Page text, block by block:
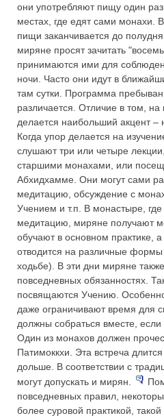
они употребляют пищу один
местах, где едят сами монахи.
пищи заканчивается до
миряне просят зачитать
принимаются ими для
ночи. Часто они идут в
там сутки. Программа
различается. Отличие в том,
делается наибольший акцент –
Когда упор делается на
слушают три или четыре
старшими монахами, или
Абхидхамме. Они могут сами
медитацию, обсуждение с
Учением и т.п. В монастыре,
медитацию, миряне получают
обучают в основном практике,
отводится на различные
ходьбе). В эти дни миряне
повседневных обязанностях.
посвящаются Учению.
даже ограничивают время для
должны собраться вместе, если
Один из монахов должен
Патимоккхи. Эта встреча
дольше. В соответствии с
могут допускать и мирян.
повседневных правил,
более суровой практикой,